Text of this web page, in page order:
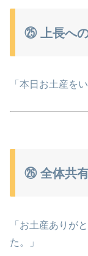
㉕ 上長へ
「本日お土産を
㉖ 全体共
「お土産ありが
た。」